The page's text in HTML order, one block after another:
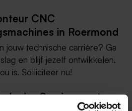
CNC
in Roermond
jouw technische carrière? Ga
en blijf jezelf ontwikkelen.
is. Solliciteer nu!
Junior Servicemonteur